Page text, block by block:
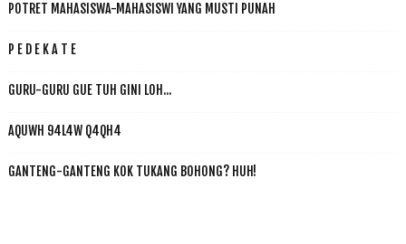
POTRET MAHASISWA-MAHASISWI YANG MUSTI PUNAH
P E D E K A T E
GURU-GURU GUE TUH GINI LOH...
AQUWH 94L4W Q4QH4
GANTENG-GANTENG KOK TUKANG BOHONG? HUH!